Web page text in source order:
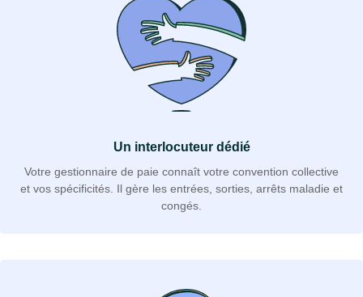
Un interlocuteur dédié
Votre gestionnaire de paie connaît votre convention collective
et vos spécificités. Il gère les entrées, sorties, arrêts maladie et
congés.